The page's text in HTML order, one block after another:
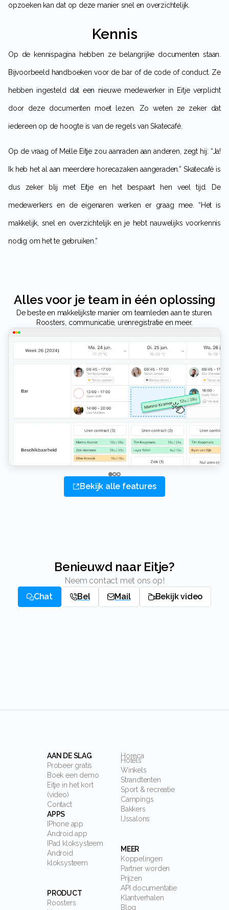
opzoeken kan dat op deze manier snel en overzichtelijk.
Kennis
Op de kennispagina hebben ze belangrijke documenten staan.
Bijvoorbeeld handboeken voor de bar of de code of conduct. Ze
hebben ingesteld dat een nieuwe medewerker in Eitje verplicht
door deze documenten moet lezen. Zo weten ze zeker dat
iedereen op de hoogte is van de regels van Skatecafé.
Op de vraag of Melle Eitje zou aanraden aan anderen, zegt hij: “Ja!
Ik heb het al aan meerdere horecazaken aangeraden.” Skatecafé is
dus zeker blij met Eitje en het bespaart hen veel tijd. De
medewerkers en de eigenaren werken er graag mee. “Het is
makkelijk, snel en overzichtelijk en je hebt nauwelijks voorkennis
nodig om het te gebruiken.”
Alles voor je team in één oplossing
De beste en makkelijkste manier om teamleden aan te sturen.
Roosters, communicatie, urenregistratie en meer.
Bekijk alle features
Benieuwd naar Eitje?
Neem contact met ons op!
Chat
Bel Mail Bekijk video
AAN DE SLAG
Probeer gratis
Boek een demo
Eitje in het kort
(video)
Contact
APPS
IPhone app
Android app
IPad kloksysteem
Android
kloksysteem
PRODUCT
Roosters
Horeca
Hotels
Winkels
Strandtenten
Sport & recreatie
Campings
Bakkers
IJssalons
MEER
Koppelingen
Partner worden
Prijzen
API documentatie
Klantverhalen
Blog